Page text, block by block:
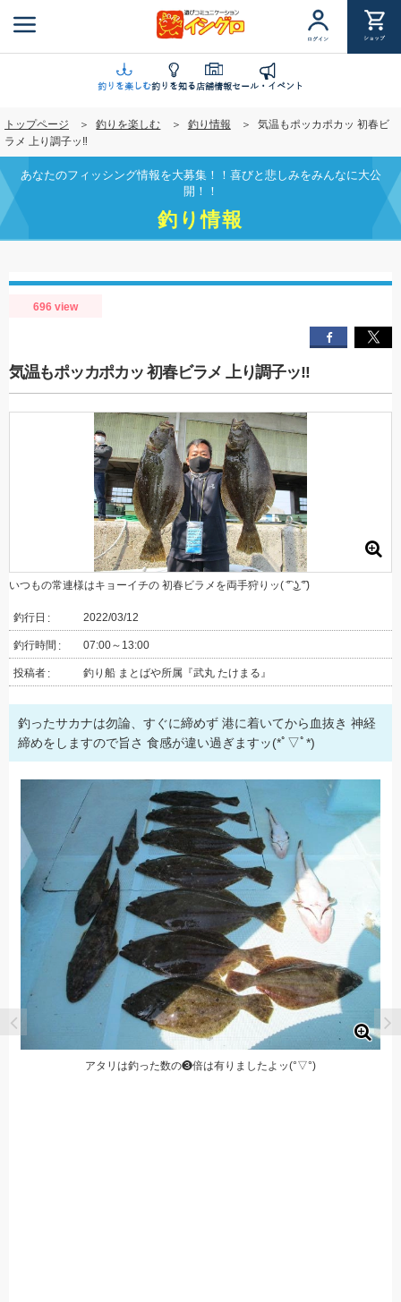
ン
ツ
移
動
ログイン ショップ
釣りを楽しむ釣りを知る店舗情報セール・イベント
トップページ 釣りを楽しむ 釣り情報
気温もポッカポカッ 初春ビ
ラメ 上り調子ッ‼︎
あなたのフィッシング情報を大募集！！喜びと悲しみをみんなに大公
開！！
釣り情報
696 view
気温もポッカポカッ 初春ビラメ 上り調子ッ‼︎
いつもの常連様はキョーイチの 初春ビラメを両手狩りッ( ͡° ͜ʖ ͡°)
釣行日 2022/03/12
釣行時間 07:00～13:00
投稿者 釣り船 まとばや所属『武丸 たけまる』
釣ったサカナは勿論、すぐに締めず 港に着いてから血抜き 神経
締めをしますので旨さ 食感が違い過ぎますッ(*ﾟ▽ﾟ*)
アタリは釣った数の❸倍は有りましたよッ(°▽°)